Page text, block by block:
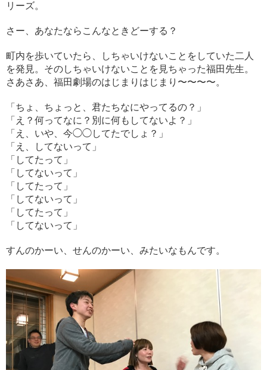
リーズ。
さー、あなたならこんなときどーする？
町内を歩いていたら、しちゃいけないことをしていた二人
を発見。そのしちゃいけないことを見ちゃった福田先生。
さあさあ、福田劇場のはじまりはじまり〜〜〜〜。
「ちょ、ちょっと、君たちなにやってるの？」
「え？何ってなに？別に何もしてないよ？」
「え、いや、今◯◯してたでしょ？」
「え、してないって」
「してたって」
「してないって」
「してたって」
「してないって」
「してたって」
「してないって」
すんのかーい、せんのかーい、みたいなもんです。